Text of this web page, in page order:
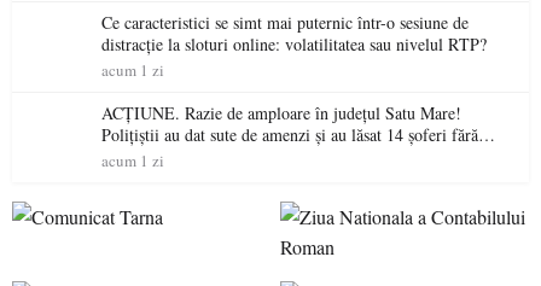
Ce caracteristici se simt mai puternic într-o sesiune de
distracție la sloturi online: volatilitatea sau nivelul RTP?
acum 1 zi
ACȚIUNE. Razie de amploare în județul Satu Mare!
Polițiștii au dat sute de amenzi și au lăsat 14 șoferi fără
permis într-o singură zi
acum 1 zi